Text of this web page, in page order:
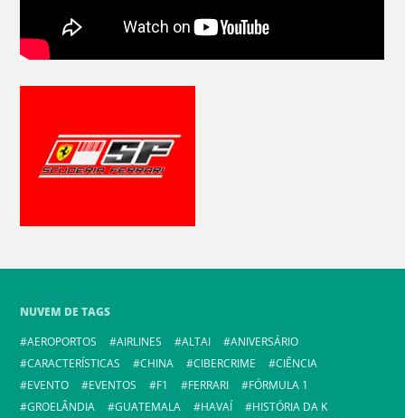
NUVEM DE TAGS
AEROPORTOS
AIRLINES ALTAI
ANIVERSÁRIO
CARACTERÍSTICAS
CHINA CIBERCRIME
CIÊNCIA
EVENTO
EVENTOS F1 FERRARI
FÓRMULA 1
GROELÂNDIA
GUATEMALA HAVAÍ
HISTÓRIA DA K